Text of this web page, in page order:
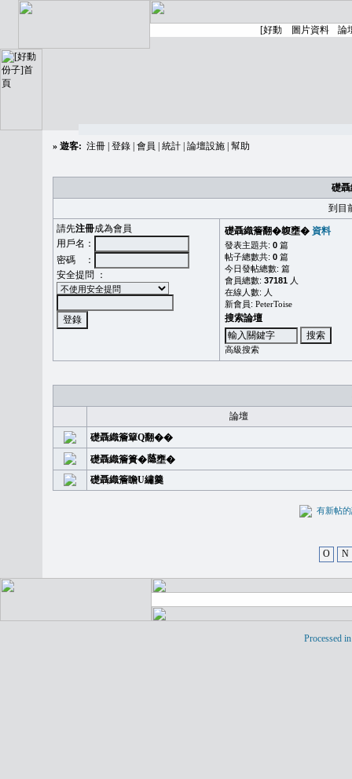
» 遊客: 注冊 登錄 會員 統計 論壇設施 幫助
礎
到目
請先注冊成為會員
用戶名：
密碼 ：
安全提問 ：
礎聶織簷翻�䪖壅� 資料
發表主題共: 0 篇
帖子總數共: 0 篇
今日發帖總數: 篇
會員總數: 37181 人
在線人數: 人
新會員: PeterToise
搜索論壇
高級搜索
論壇
礎聶織簷簞Q翻��
礎聶織簷簣�𦻕壅�
礎聶織簷瞻U繡羹
有新
O N
Processed